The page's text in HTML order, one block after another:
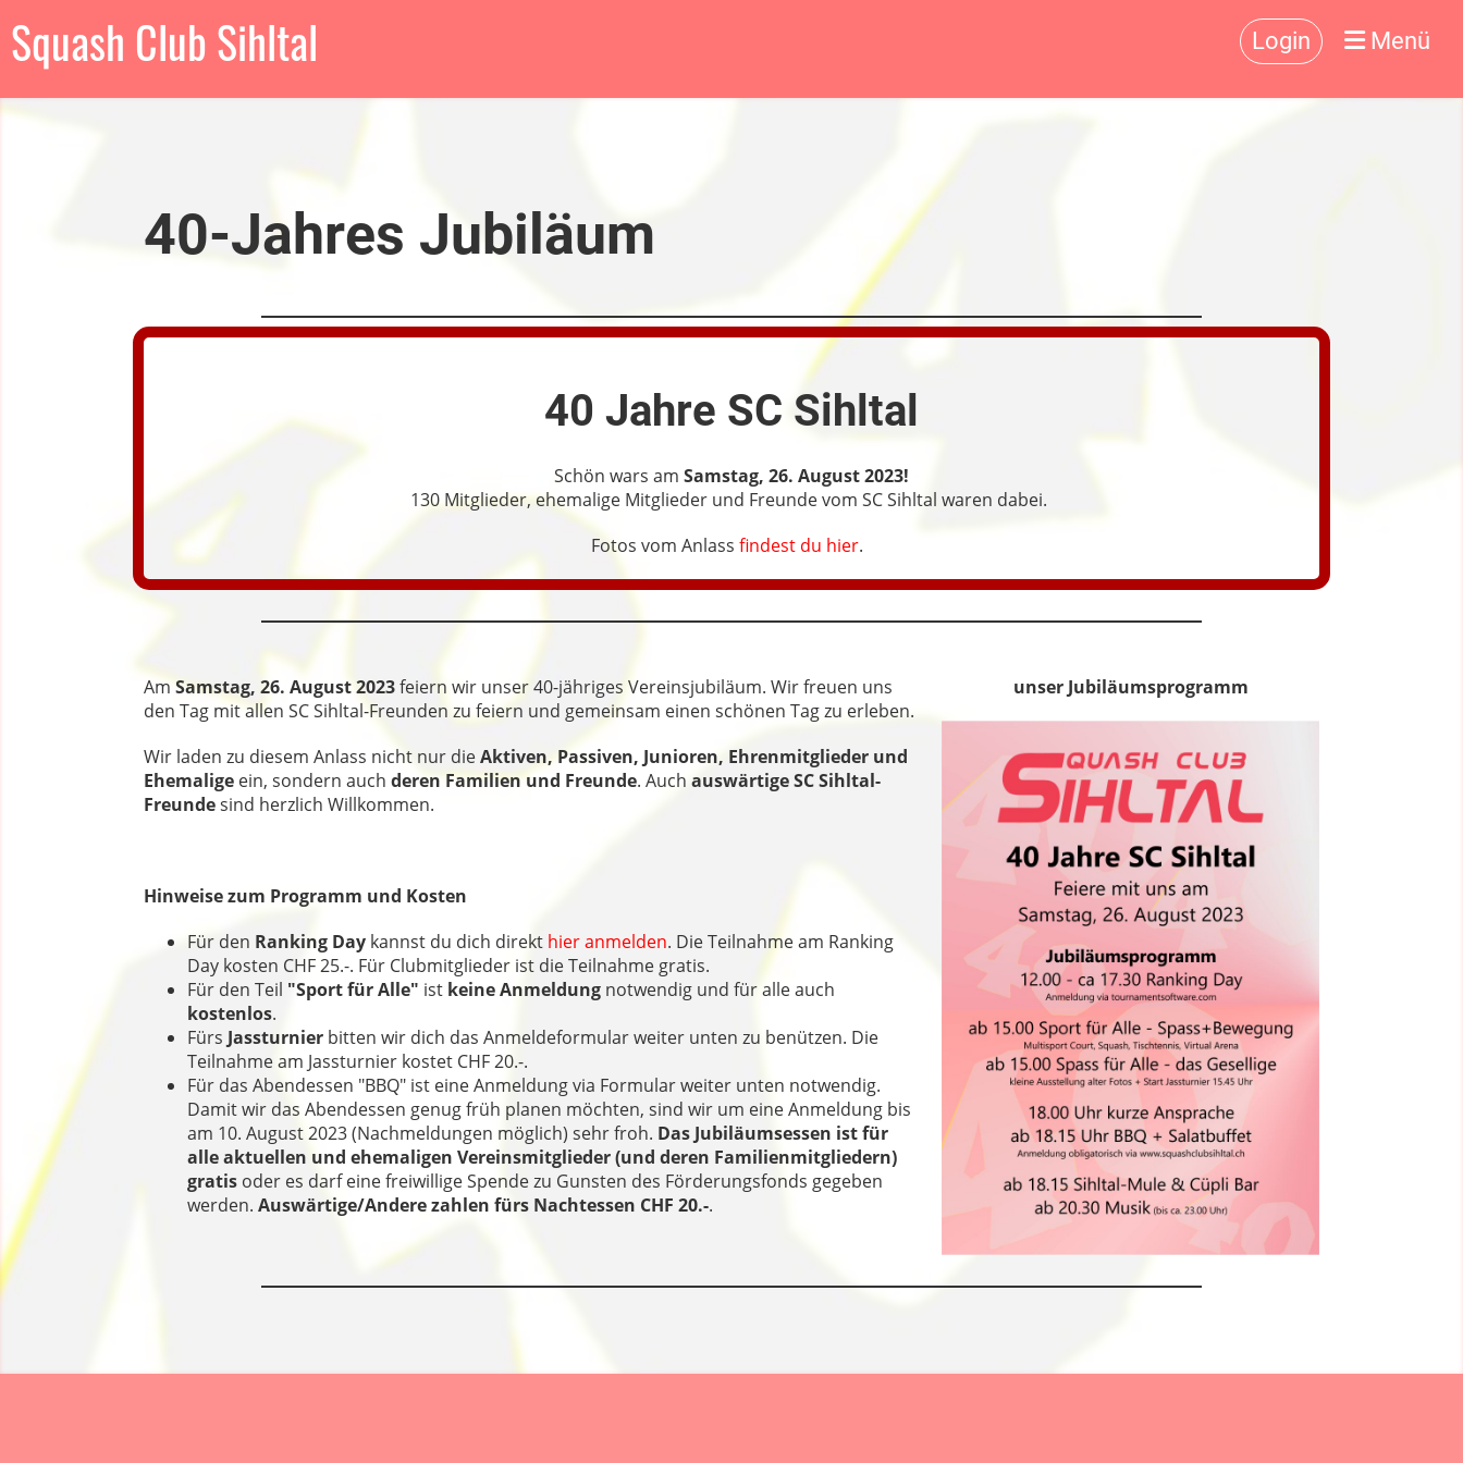
Squash Club Sihltal Login Menü
40-Jahres Jubiläum
40 Jahre SC Sihltal
Schön wars am Samstag, 26. August 2023!
130 Mitglieder, ehemalige Mitglieder und Freunde vom SC Sihltal waren dabei.
Fotos vom Anlass findest du hier.
Am Samstag, 26. August 2023feiern wir unser 40-jähriges Vereinsjubiläum. Wir freuen uns
den Tag mit allen SC Sihltal-Freunden zu feiern und gemeinsam einen schönen Tag zu erleben.
Wir laden zu diesem Anlass nicht nur dieAktiven, Passiven, Junioren, Ehrenmitglieder und
Ehemalige ein, sondern auch deren Familien und Freunde. Auch auswärtige SC Sihltal-
Freundesind herzlich Willkommen.
Hinweise zum Programm und Kosten
Für den Ranking Day kannst du dich direkt hier anmelden. Die Teilnahme am Ranking
Day kosten CHF 25.-. Für Clubmitglieder ist die Teilnahme gratis.
Für den Teil "Sport für Alle" ist keine Anmeldung notwendig und für alle auch
kostenlos.
Fürs Jassturnier bitten wir dich das Anmeldeformular weiter unten zu benützen. Die
Teilnahme am Jassturnier kostet CHF 20.-.
Für das Abendessen "BBQ" ist eine Anmeldung via Formular weiter unten notwendig.
Damit wir das Abendessen genug früh planen möchten, sind wir um eine Anmeldung bis
am 10. August 2023 (Nachmeldungen möglich) sehr froh. Das Jubiläumsessen ist für
alle aktuellen und ehemaligen Vereinsmitglieder (und deren Familienmitgliedern)
gratis oder es darf eine freiwillige Spende zu Gunsten des Förderungsfonds gegeben
werden. Auswärtige/Andere zahlen fürs Nachtessen CHF 20.-.
unser Jubiläumsprogramm